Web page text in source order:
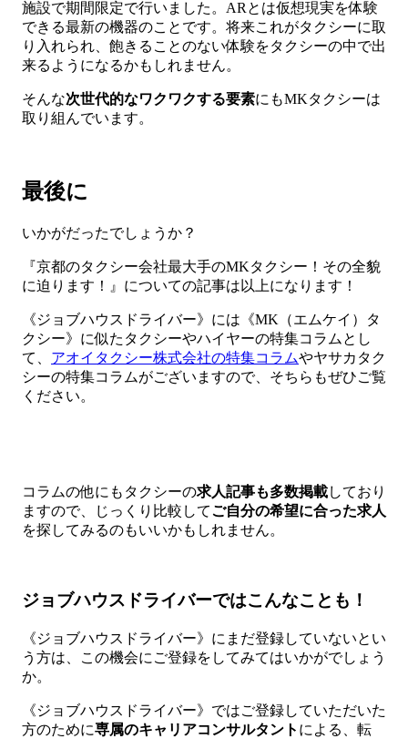
施設で期間限定で行いました。ARとは仮想現実を体験
できる最新の機器のことです。将来これがタクシーに取
り入れられ、飽きることのない体験をタクシーの中で出
来るようになるかもしれません。
そんな次世代的なワクワクする要素にもMKタクシーは
取り組んでいます。
最後に
いかがだったでしょうか？
『京都のタクシー会社最大手のMKタクシー！その全貌
に迫ります！』についての記事は以上になります！
《ジョブハウスドライバー》には《MK（エムケイ）タ
クシー》に似たタクシーやハイヤーの特集コラムとし
て、 アオイタクシー株式会社の特集コラムやヤサカタク
シーの特集コラムがございますので、そちらもぜひご覧
ください。
コラムの他にもタクシーの求人記事も多数掲載しており
ますので、じっくり比較してご自分の希望に合った求人
を探してみるのもいいかもしれません。
ジョブハウスドライバーではこんなことも！
《ジョブハウスドライバー》にまだ登録していないとい
う方は、この機会にご登録をしてみてはいかがでしょう
か。
《ジョブハウスドライバー》ではご登録していただいた
方のために専属のキャリアコンサルタント による、転